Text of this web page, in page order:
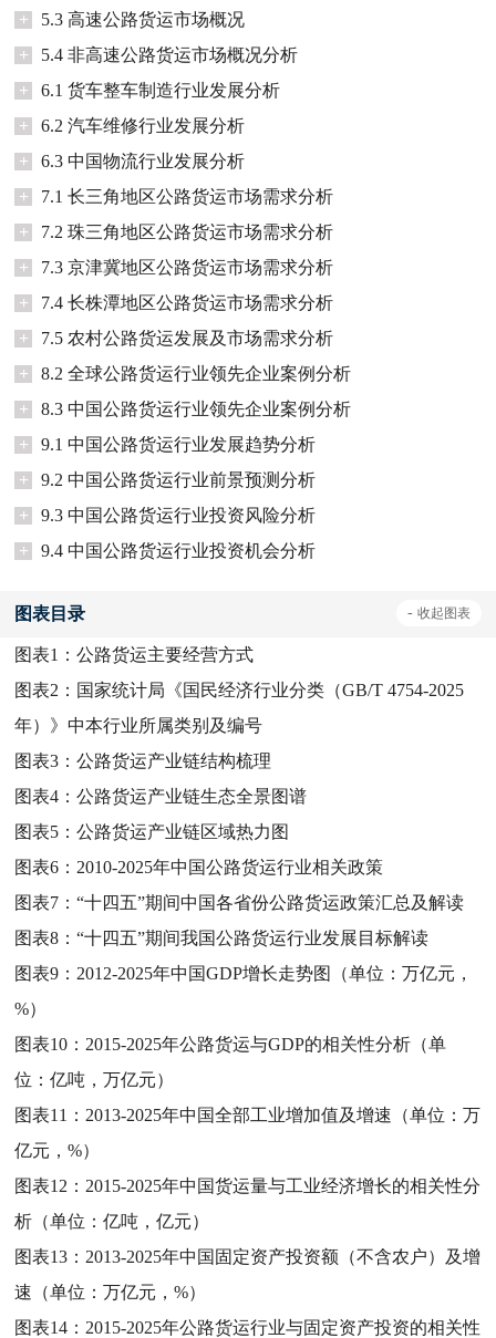
+
5.3 高速公路货运市场概况
+
5.4 非高速公路货运市场概况分析
+
6.1 货车整车制造行业发展分析
+
6.2 汽车维修行业发展分析
+
6.3 中国物流行业发展分析
+
7.1 长三角地区公路货运市场需求分析
+
7.2 珠三角地区公路货运市场需求分析
+
7.3 京津冀地区公路货运市场需求分析
+
7.4 长株潭地区公路货运市场需求分析
+
7.5 农村公路货运发展及市场需求分析
+
8.2 全球公路货运行业领先企业案例分析
+
8.3 中国公路货运行业领先企业案例分析
+
9.1 中国公路货运行业发展趋势分析
+
9.2 中国公路货运行业前景预测分析
+
9.3 中国公路货运行业投资风险分析
+
9.4 中国公路货运行业投资机会分析
图表目录 - 收起图表
图表1：公路货运主要经营方式
图表2： 国家统计局《国民经济行业分类（GB/T 4754-2025
年）》中本行业所属类别及编号
图表3：公路货运产业链结构梳理
图表4：公路货运产业链生态全景图谱
图表5：公路货运产业链区域热力图
图表6： 2010-2025年中国公路货运行业相关政策
图表7：“十四五”期间中国各省份公路货运政策汇总及解读
图表8：“十四五”期间我国公路货运行业发展目标解读
图表9： 2012-2025年中国GDP增长走势图（单位：万亿元，
%）
图表10： 2015-2025年公路货运与GDP的相关性分析（单
位：亿吨，万亿元）
图表11： 2013-2025年中国全部工业增加值及增速（单位：万
亿元，%）
图表12： 2015-2025年中国货运量与工业经济增长的相关性分
析（单位：亿吨，亿元）
图表13： 2013-2025年中国固定资产投资额（不含农户）及增
速（单位：万亿元，%）
图表14： 2015-2025年公路货运行业与固定资产投资的相关性